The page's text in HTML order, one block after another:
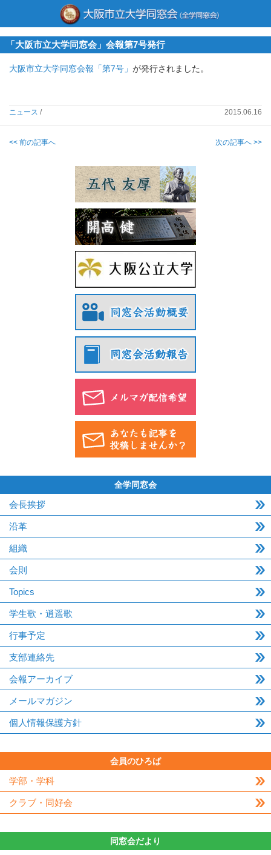
「大阪市立大学同窓会」会報第7号発行
大阪市立大学同窓会報「第7号」 が発行されました。
ニュース / 2015.06.16
<< 前の記事へ 次の記事へ >>
全学同窓会
会長挨拶
沿革
組織
会則
Topics
学生歌・逍遥歌
行事予定
支部連絡先
会報アーカイブ
メールマガジン
個人情報保護方針
会員のひろば
学部・学科
クラブ・同好会
同窓会だより